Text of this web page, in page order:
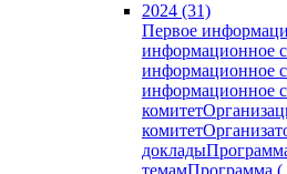
2024 (31)
Первое
информационное
информационное
информационное
комитет
комитет
доклады
темамПрограмма